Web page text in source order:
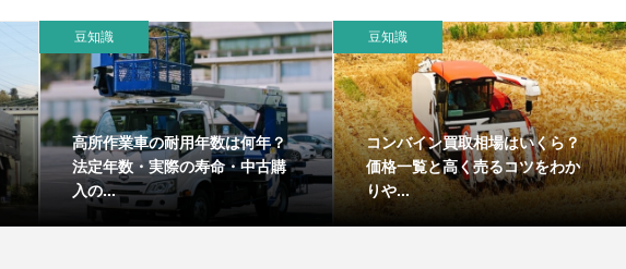
豆知識
高所作業車の耐用年数は何年？
法定年数・実際の寿命・中古購
入の...
豆知識
コンバイン買取相場はいくら？
価格一覧と高く売るコツをわか
りや...